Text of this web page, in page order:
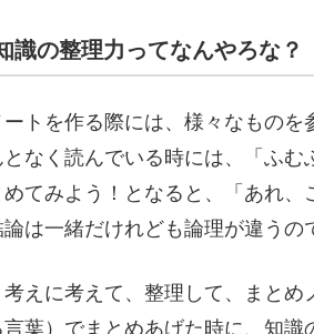
識の整理力ってなんやろな？
ートを作る際には、様々なものを
なく読んでいる時には、「ふ
めてみよう！となると、「あれ、
は一緒だけれども論理が違うの
考えに考えて、整理して、まと
言葉）でまとめあげた時に、知